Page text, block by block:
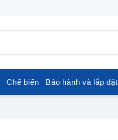
Chế biến Bảo hành và lắp đặt